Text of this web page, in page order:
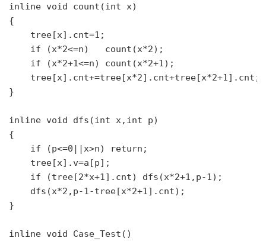
inline void count(int x)
{
    tree[x].cnt=1;
    if (x*2<=n)   count(x*2);
    if (x*2+1<=n) count(x*2+1);
    tree[x].cnt+=tree[x*2].cnt+tree[x*2+1].cnt;
}
inline void dfs(int x,int p)
{
    if (p<=0||x>n) return;
    tree[x].v=a[p];
    if (tree[2*x+1].cnt) dfs(x*2+1,p-1);
    dfs(x*2,p-1-tree[x*2+1].cnt);
}
inline void Case_Test()